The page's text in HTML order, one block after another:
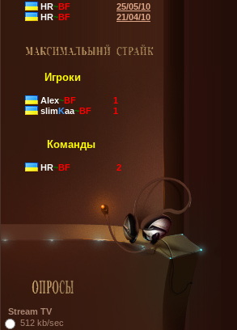
HR~BF
25/05/10
HR~BF 21/04/10
Игроки
Alex~BF
1
slimKaa~BF 1
Команды
HR~BF 2
Stream TV
512 kb/sec